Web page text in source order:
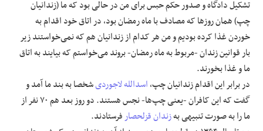
تشکیل دادگاه و صدور حکم حبس برای من در حالی بود که ما (زندانیان
چپ) همان روزها که مصادف با ماه رمضان بود، در اتاق خود اقدام به
خوردن غذا کرده بودیم و من هر کدام از زندانیان هم که نمی‌خواستند زیر
بار قوانین زندان -مربوط به ماه رمضان- بروند می‌خواستم که بیایند به اتاق
ما و غذا بخورند.
در برابر این اقدام زندانیان چپ،اسدالله لاجوردیشخصا به بند ما آمد و
گفت که این کافران -یعنی چپ‌ها- نجس هستند. دو روز بعد هم ۷۰ نفر از
ما را به ‌صورت تنبیهی بهزندان قزلحصارفرستادند.